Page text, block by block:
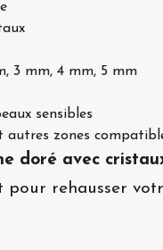
3 mm, 4 mm, 5 mm
sensibles
autres zones
doré avec
rehausser